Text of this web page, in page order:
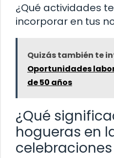
¿Qué actividades
incorporar en tus
Quizás también te
Oportunidades
de 50 años
¿Qué
hogueras en